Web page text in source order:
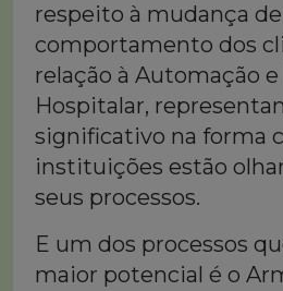
respeito à mudança de
comportamento dos
relação à Automação
Hospitalar,
significativo na forma
instituições estão
seus processos.
E um dos processos
maior potencial é o